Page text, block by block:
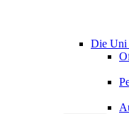
Die Uni